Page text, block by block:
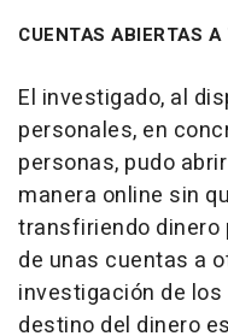
CUENTAS ABIERTAS
El investigado, al
personales, en
personas, pudo
manera online sin
transfiriendo
de unas cuentas a
investigación de
destino del dinero